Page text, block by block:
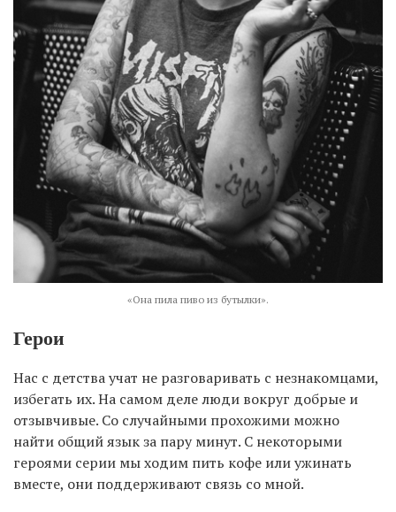
«Она пила пиво из бутылки».
Герои
Нас с детства учат не разговаривать с незнакомцами,
избегать их. На самом деле люди вокруг добрые и
отзывчивые. Со случайными прохожими можно
найти общий язык за пару минут. С некоторыми
героями серии мы ходим пить кофе или ужинать
вместе, они поддерживают связь со мной.